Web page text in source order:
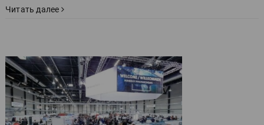
Читать далее